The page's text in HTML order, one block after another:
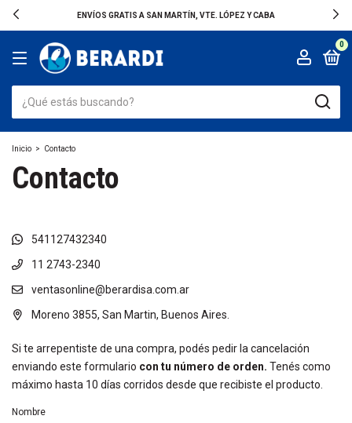
ENVÍOS GRATIS A SAN MARTÍN, VTE. LÓPEZ Y CABA
0
Inicio > Contacto
Contacto
541127432340
11 2743-2340
ventasonline@berardisa.com.ar
Moreno 3855, San Martin, Buenos Aires.
Si te arrepentiste de una compra, podés pedir la cancelación
enviando este formulario con tu número de orden. Tenés como
máximo hasta 10 días corridos desde que recibiste el producto.
Nombre